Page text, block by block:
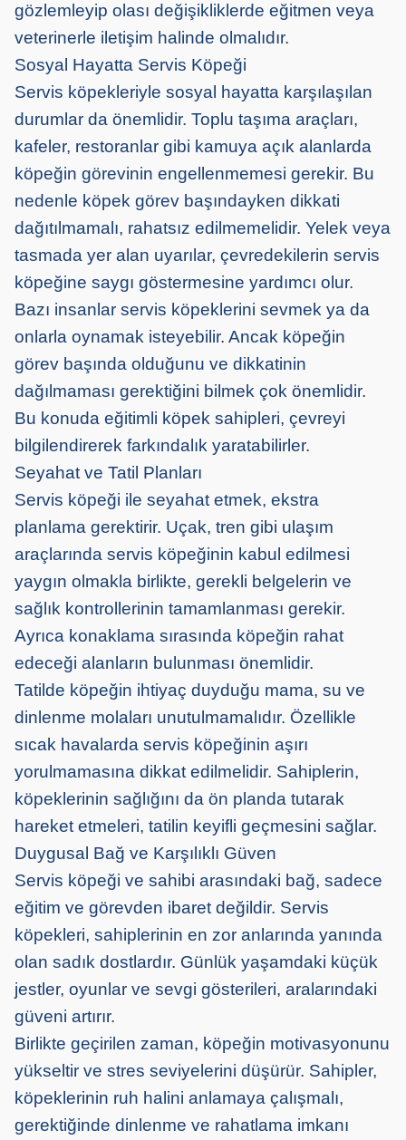
gözlemleyip olası değişikliklerde eğitmen veya
veterinerle iletişim halinde olmalıdır.
Sosyal Hayatta Servis Köpeği
Servis köpekleriyle sosyal hayatta karşılaşılan
durumlar da önemlidir. Toplu taşıma araçları,
kafeler, restoranlar gibi kamuya açık alanlarda
köpeğin görevinin engellenmemesi gerekir. Bu
nedenle köpek görev başındayken dikkati
dağıtılmamalı, rahatsız edilmemelidir. Yelek veya
tasmada yer alan uyarılar, çevredekilerin servis
köpeğine saygı göstermesine yardımcı olur.
Bazı insanlar servis köpeklerini sevmek ya da
onlarla oynamak isteyebilir. Ancak köpeğin
görev başında olduğunu ve dikkatinin
dağılmaması gerektiğini bilmek çok önemlidir.
Bu konuda eğitimli köpek sahipleri, çevreyi
bilgilendirerek farkındalık yaratabilirler.
Seyahat ve Tatil Planları
Servis köpeği ile seyahat etmek, ekstra
planlama gerektirir. Uçak, tren gibi ulaşım
araçlarında servis köpeğinin kabul edilmesi
yaygın olmakla birlikte, gerekli belgelerin ve
sağlık kontrollerinin tamamlanması gerekir.
Ayrıca konaklama sırasında köpeğin rahat
edeceği alanların bulunması önemlidir.
Tatilde köpeğin ihtiyaç duyduğu mama, su ve
dinlenme molaları unutulmamalıdır. Özellikle
sıcak havalarda servis köpeğinin aşırı
yorulmamasına dikkat edilmelidir. Sahiplerin,
köpeklerinin sağlığını da ön planda tutarak
hareket etmeleri, tatilin keyifli geçmesini sağlar.
Duygusal Bağ ve Karşılıklı Güven
Servis köpeği ve sahibi arasındaki bağ, sadece
eğitim ve görevden ibaret değildir. Servis
köpekleri, sahiplerinin en zor anlarında yanında
olan sadık dostlardır. Günlük yaşamdaki küçük
jestler, oyunlar ve sevgi gösterileri, aralarındaki
güveni artırır.
Birlikte geçirilen zaman, köpeğin motivasyonunu
yükseltir ve stres seviyelerini düşürür. Sahipler,
köpeklerinin ruh halini anlamaya çalışmalı,
gerektiğinde dinlenme ve rahatlama imkanı